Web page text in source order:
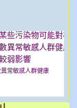
常敏感人群健康